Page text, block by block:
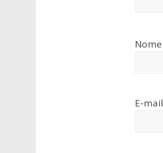
Nome
E-mail